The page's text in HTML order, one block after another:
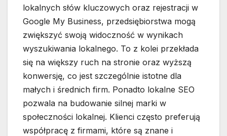
lokalnych słów kluczowych oraz rejestracji w
Google My Business, przedsiębiorstwa mogą
zwiększyć swoją widoczność w wynikach
wyszukiwania lokalnego. To z kolei przekłada
się na większy ruch na stronie oraz wyższą
konwersję, co jest szczególnie istotne dla
małych i średnich firm. Ponadto lokalne SEO
pozwala na budowanie silnej marki w
społeczności lokalnej. Klienci często preferują
współpracę z firmami, które są znane i